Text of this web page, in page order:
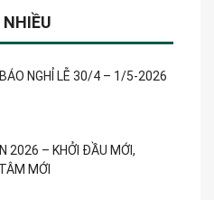
NGHỈ LỄ 30/4 – 1/5-2026
2026 – KHỞI ĐẦU MỚI,
MỚI